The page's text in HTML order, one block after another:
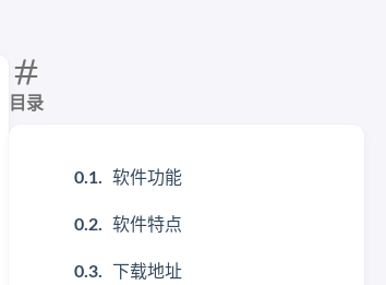
目录
软件功能
软件特点
下载地址